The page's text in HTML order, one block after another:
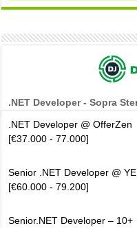
.NET Developer - Sopra
.NET Developer @ OfferZen
[€37.000 - 77.000]
Senior .NET Developer @
[€60.000 - 79.200]
Senior.NET Developer – 10+